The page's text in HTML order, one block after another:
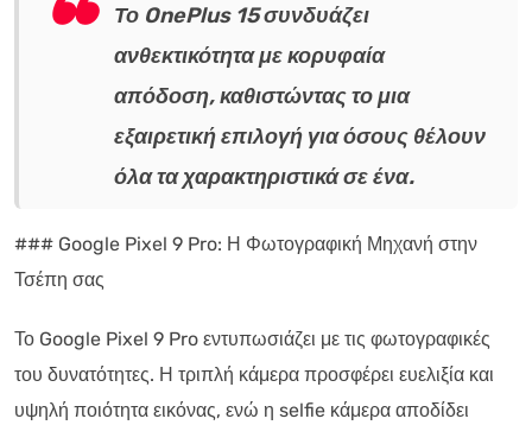
Το OnePlus 15 συνδυάζει
ανθεκτικότητα με κορυφαία
απόδοση, καθιστώντας το μια
εξαιρετική επιλογή για όσους θέλουν
όλα τα χαρακτηριστικά σε ένα.
### Google Pixel 9 Pro: Η Φωτογραφική Μηχανή στην
Τσέπη σας
Το Google Pixel 9 Pro εντυπωσιάζει με τις φωτογραφικές
του δυνατότητες. Η τριπλή κάμερα προσφέρει ευελιξία και
υψηλή ποιότητα εικόνας, ενώ η selfie κάμερα αποδίδει